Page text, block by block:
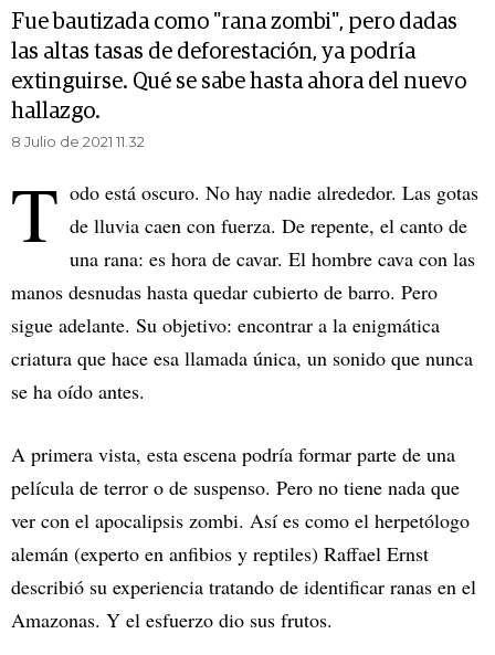
Fue bautizada como "rana zombi", pero dadas
las altas tasas de deforestación, ya podría
extinguirse. Qué se sabe hasta ahora del nuevo
hallazgo.
8 Julio de 2021 11.32
T odo está oscuro. No hay nadie alrededor. Las gotas
de lluvia caen con fuerza. De repente, el canto de
una rana: es hora de cavar. El hombre cava con las
manos desnudas hasta quedar cubierto de barro. Pero
sigue adelante. Su objetivo: encontrar a la enigmática
criatura que hace esa llamada única, un sonido que nunca
se ha oído antes.
A primera vista, esta escena podría formar parte de una
película de terror o de suspenso. Pero no tiene nada que
ver con el apocalipsis zombi. Así es como el herpetólogo
alemán (experto en anfibios y reptiles) Raffael Ernst
describió su experiencia tratando de identificar ranas en el
Amazonas. Y el esfuerzo dio sus frutos.